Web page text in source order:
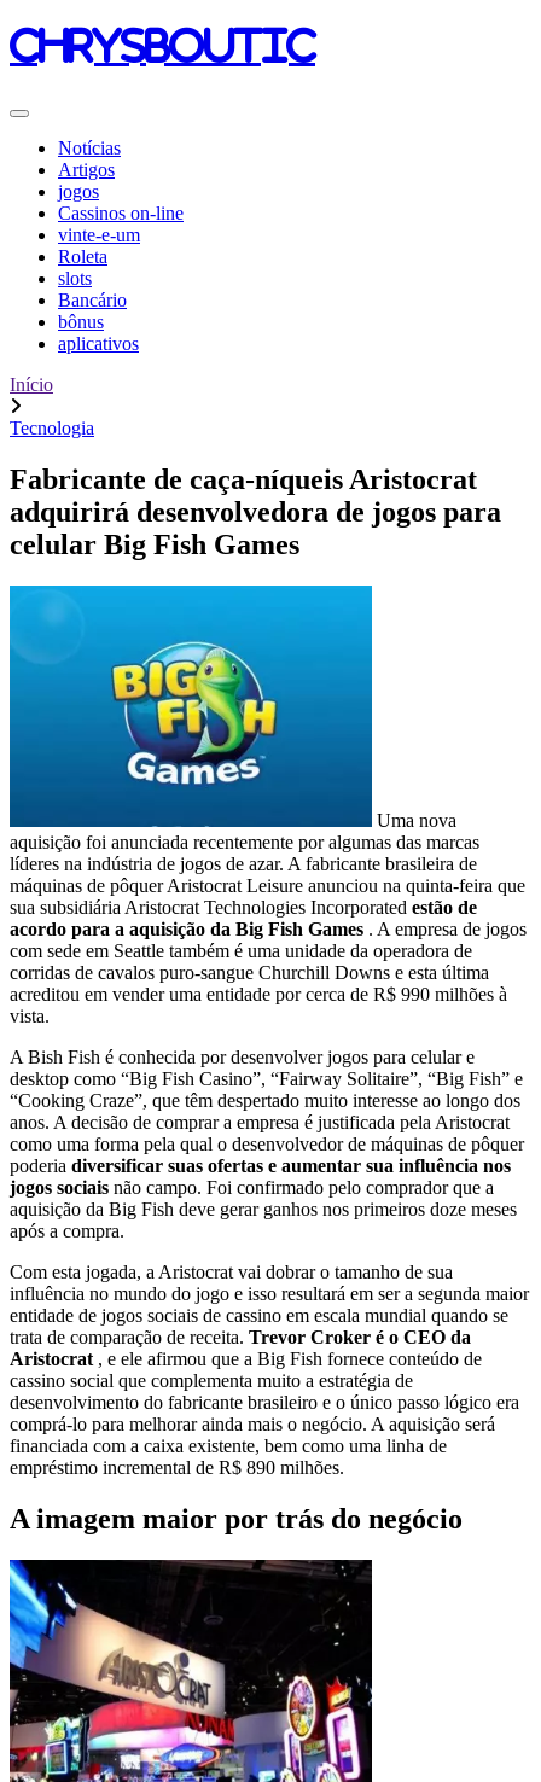
chrysboutic
Notícias
Artigos
jogos
Cassinos on-line
vinte-e-um
Roleta
slots
Bancário
bônus
aplicativos
Início
Tecnologia
Fabricante de caça-níqueis Aristocrat
adquirirá desenvolvedora de jogos para
celular Big Fish Games
Uma nova
aquisição foi anunciada recentemente por algumas das marcas
líderes na indústria de jogos de azar. A fabricante brasileira de
máquinas de pôquer Aristocrat Leisure anunciou na quinta-feira que
sua subsidiária Aristocrat Technologies Incorporated estão de
acordo para a aquisição da Big Fish Games . A empresa de jogos
com sede em Seattle também é uma unidade da operadora de
corridas de cavalos puro-sangue Churchill Downs e esta última
acreditou em vender uma entidade por cerca de R$ 990 milhões à
vista.
A Bish Fish é conhecida por desenvolver jogos para celular e
desktop como “Big Fish Casino”, “Fairway Solitaire”, “Big Fish” e
“Cooking Craze”, que têm despertado muito interesse ao longo dos
anos. A decisão de comprar a empresa é justificada pela Aristocrat
como uma forma pela qual o desenvolvedor de máquinas de pôquer
poderia diversificar suas ofertas e aumentar sua influência nos
jogos sociais não campo. Foi confirmado pelo comprador que a
aquisição da Big Fish deve gerar ganhos nos primeiros doze meses
após a compra.
Com esta jogada, a Aristocrat vai dobrar o tamanho de sua
influência no mundo do jogo e isso resultará em ser a segunda maior
entidade de jogos sociais de cassino em escala mundial quando se
trata de comparação de receita. Trevor Croker é o CEO da
Aristocrat , e ele afirmou que a Big Fish fornece conteúdo de
cassino social que complementa muito a estratégia de
desenvolvimento do fabricante brasileiro e o único passo lógico era
comprá-lo para melhorar ainda mais o negócio. A aquisição será
financiada com a caixa existente, bem como uma linha de
empréstimo incremental de R$ 890 milhões.
A imagem maior por trás do negócio